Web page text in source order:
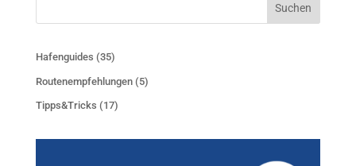
Suchen
Hafenguides (35)
Routenempfehlungen(5)
Tipps&Tricks (17)